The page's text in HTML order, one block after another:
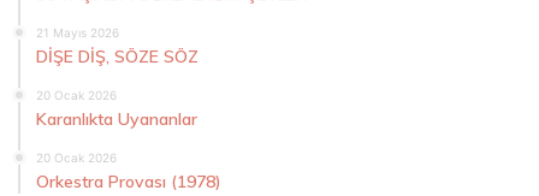
21 Mayıs 2026
DİŞE DİŞ, SÖZE SÖZ
20 Ocak 2026
Karanlıkta Uyananlar
20 Ocak 2026
Orkestra Provası (1978)